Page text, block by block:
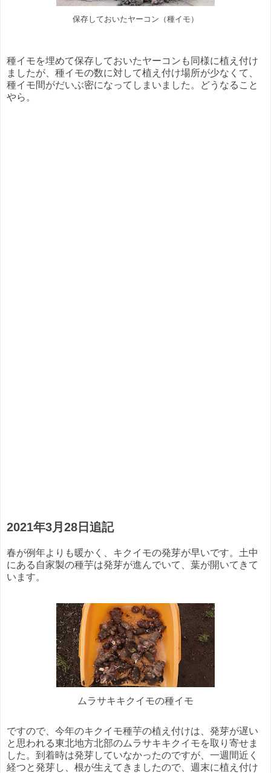
保存しておいたヤーコン（種イモ）
種イモを埋めて保存しておいたヤーコンも同様に植え付け
ましたが、種イモの数に対して植え付け場所が少なくて、
種イモ間がだいぶ密になってしまいました。どうなること
やら。
2021年3月28日追記
春が例年よりも暖かく、キクイモの発芽が早いです。土中
にある自家製の種芋は発芽が進んでいて、葉が開いてきて
います。
ムラサキキクイモの種イモ
ですので、今年のキクイモ種芋の植え付けは、発芽が遅い
と思われる東北地方北部のムラサキキクイモを取り寄せま
した。到着時は発芽していなかったのですが、一週間近く
経つと発芽し、根が生えてきましたので、週末に植え付け